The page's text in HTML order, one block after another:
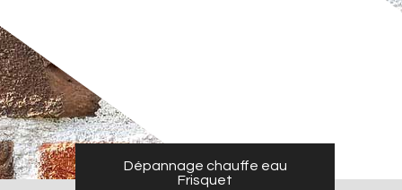
Dépannage chauffe eau
Frisquet